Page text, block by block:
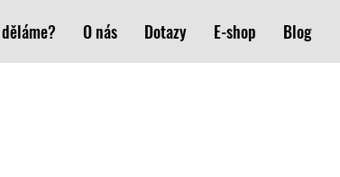
O nás Dotazy E-shop Blog